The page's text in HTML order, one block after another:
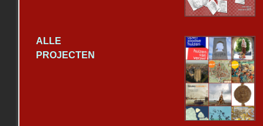
ALLE
PROJECTEN